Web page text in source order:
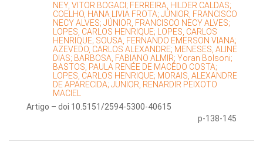
NEY, VITOR BOGACI; FERREIRA, HILDER CALDAS;
COELHO, HANA LIVIA FROTA; JÚNIOR, FRANCISCO
NECY ALVES; JÚNIOR, FRANCISCO NECY ALVES;
LOPES, CARLOS HENRIQUE; LOPES, CARLOS
HENRIQUE; SOUSA, FERNANDO EMERSON VIANA;
AZEVEDO, CARLOS ALEXANDRE; MENESES, ALINE
DIAS; BARBOSA, FABIANO ALMIR; Yoran Bolsoni;
BASTOS, PAULA RENÉE DE MACÊDO COSTA;
LOPES, CARLOS HENRIQUE; MORAIS, ALEXANDRE
DE APARECIDA; JUNIOR, RENARDIR PEIXOTO
MACIEL
Artigo – doi 10.5151/2594-5300-40615
p-138-145